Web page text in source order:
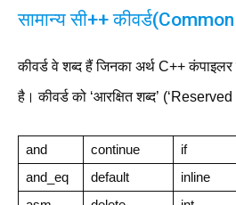
सामान्य सी++
कीवर्ड वे शब्द हैं जिनका अर्थ C++
है। कीवर्ड को ‘आरक्षित शब्द’
and continue if
and_eq
default inline